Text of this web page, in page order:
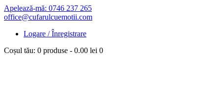
Apelează-mă: 0746 237 265
office@cufarulcuemotii.com
Logare / Înregistrare
Coșul tău: 0 produse - 0.00 lei 0